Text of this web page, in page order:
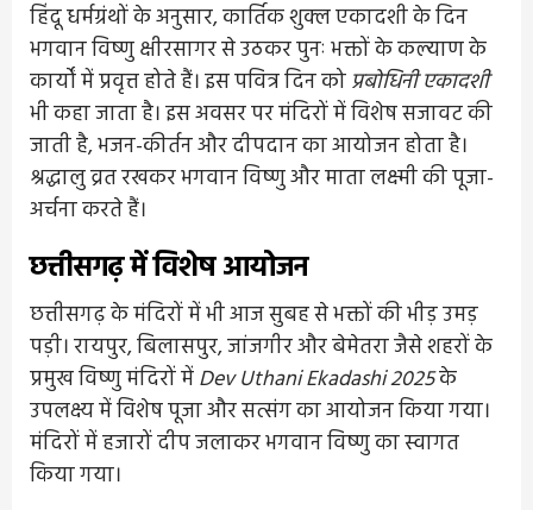
हिंदू धर्मग्रंथों के अनुसार, कार्तिक शुक्ल एकादशी के दिन
भगवान विष्णु क्षीरसागर से उठकर पुनः भक्तों के कल्याण के
कार्यों में प्रवृत्त होते हैं। इस पवित्र दिन कोप्रबोधिनी एकादशी
भी कहा जाता है। इस अवसर पर मंदिरों में विशेष सजावट की
जाती है, भजन-कीर्तन और दीपदान का आयोजन होता है।
श्रद्धालु व्रत रखकर भगवान विष्णु और माता लक्ष्मी की पूजा-
अर्चना करते हैं।
छत्तीसगढ़ में विशेष आयोजन
छत्तीसगढ़ के मंदिरों में भी आज सुबह से भक्तों की भीड़ उमड़
पड़ी। रायपुर, बिलासपुर, जांजगीर और बेमेतरा जैसे शहरों के
प्रमुख विष्णु मंदिरों मेंDev Uthani Ekadashi 2025के
उपलक्ष्य में विशेष पूजा और सत्संग का आयोजन किया गया।
मंदिरों में हजारों दीप जलाकर भगवान विष्णु का स्वागत
किया गया।